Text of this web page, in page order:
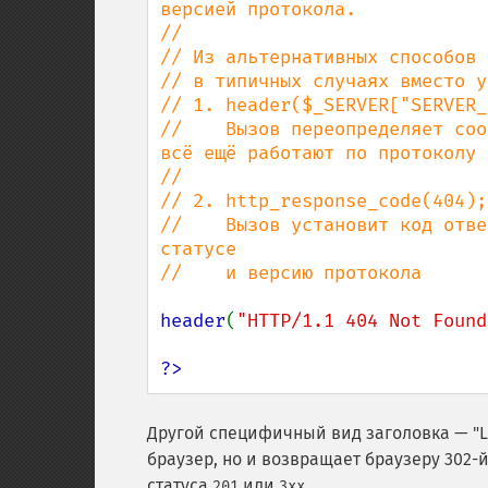
версией протокола.
//
// Из альтернативных способов
// в типичных случаях вместо
// 1.
//    Вызов переопределяет
всё ещё работают по протоколу
//
// 2. http_response_code(404);
//    Вызов установит код
статусе
//    и версию протокола
header( "HTTP/1.1 404 Not
?>
Другой специфичный вид заголовка —
браузер, но и возвращает браузеру 302-